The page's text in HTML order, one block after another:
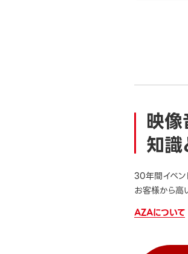
映像
知識
30年間イベン
お客様から高
AZAについて